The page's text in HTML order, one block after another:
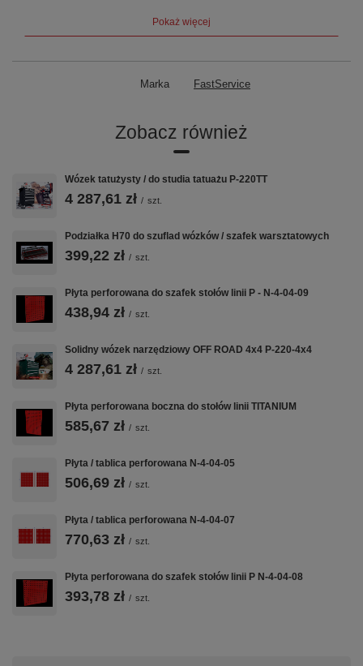
- wielkość oczka perforacji 10 x 10 mm
- połączenie kolejnych paneli za pomocą śrub montażowych
- po obwodzie płyty wstawione nitonakrętki w celu ułatwienia montażu
Pokryta lakierem proszkowym w standardowych kolorach:
niebieskim (RAL 5005)
żółtym (RAL 1003)
Pokaż więcej
Marka FastService
Zobacz również
Wózek tatużysty / do studia tatuażu P-220TT
4 287,61 zł / szt.
Podziałka H70 do szuflad wózków / szafek warsztatowych
399,22 zł / szt.
Płyta perforowana do szafek stołów linii P - N-4-04-09
438,94 zł / szt.
Solidny wózek narzędziowy OFF ROAD 4x4 P-220-4x4
4 287,61 zł / szt.
Płyta perforowana boczna do stołów linii TITANIUM
585,67 zł / szt.
Płyta / tablica perforowana N-4-04-05
506,69 zł / szt.
Płyta / tablica perforowana N-4-04-07
770,63 zł / szt.
Płyta perforowana do szafek stołów linii P N-4-04-08
393,78 zł / szt.